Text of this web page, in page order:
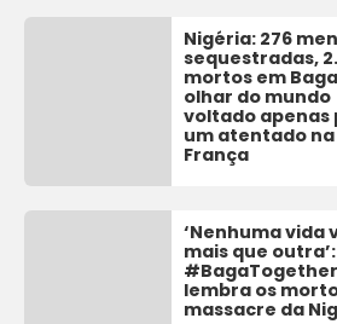
Nigéria: 276
sequestradas,
mortos em
olhar do mundo
voltado apenas
um atentado na
França
‘Nenhuma vida
mais que outra’:
#BagaTogether
lembra os
massacre da